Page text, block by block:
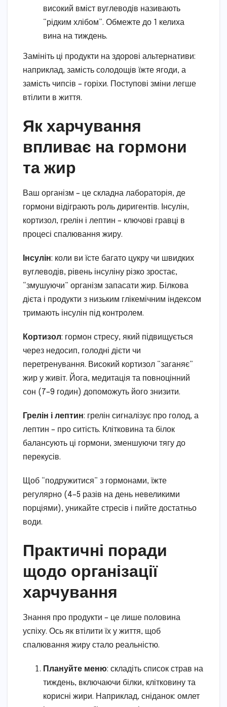
високий вміст вуглеводів називають
“рідким хлібом”. Обмежте до 1 келиха
вина на тиждень.
Замініть ці продукти на здорові альтернативи:
наприклад, замість солодощів їжте ягоди, а
замість чипсів – горіхи. Поступові зміни легше
втілити в життя.
Як харчування
впливає на гормони
та жир
Ваш організм – це складна лабораторія, де
гормони відіграють роль диригентів. Інсулін,
кортизол, грелін і лептин – ключові гравці в
процесі спалювання жиру.
Інсулін: коли ви їсте багато цукру чи швидких
вуглеводів, рівень інсуліну різко зростає,
“змушуючи” організм запасати жир. Білкова
дієта і продукти з низьким глікемічним індексом
тримають інсулін під контролем.
Кортизол: гормон стресу, який підвищується
через недосип, голодні дієти чи
перетренування. Високий кортизол “заганяє”
жир у живіт. Йога, медитація та повноцінний
сон (7–9 годин) допоможуть його знизити.
Грелін і лептин: грелін сигналізує про голод, а
лептин – про ситість. Клітковина та білок
балансують ці гормони, зменшуючи тягу до
перекусів.
Щоб “подружитися” з гормонами, їжте
регулярно (4–5 разів на день невеликими
порціями), уникайте стресів і пийте достатньо
води.
Практичні поради
щодо організації
харчування
Знання про продукти – це лише половина
успіху. Ось як втілити їх у життя, щоб
спалювання жиру стало реальністю.
Плануйте меню: складіть список страв на
тиждень, включаючи білки, клітковину та
корисні жири. Наприклад, сніданок: омлет